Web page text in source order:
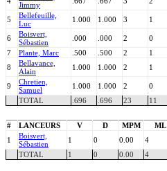
Jimmy
5
Bellefeuille,
Luc
1.000 1.000 3 1
6
Boisvert,
Sébastien
.000 .000 2 0
7
Plante, Marc .500 .500 2 1
8
Bellavance,
Alain
1.000 1.000 2 1
9
Chretien,
Samuel
1.000 1.000 2 0
TOTAL
.696 .696 23 11
# LANCEURS V D MPM ML
1
Boisvert,
Sébastien
1 0 0.00 4
TOTAL
1 0 0.00 4